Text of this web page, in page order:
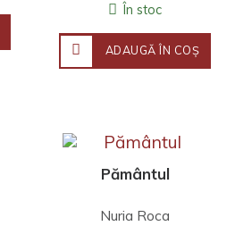
În stoc
ADAUGĂ ÎN COŞ
Pământul
Nuria Roca